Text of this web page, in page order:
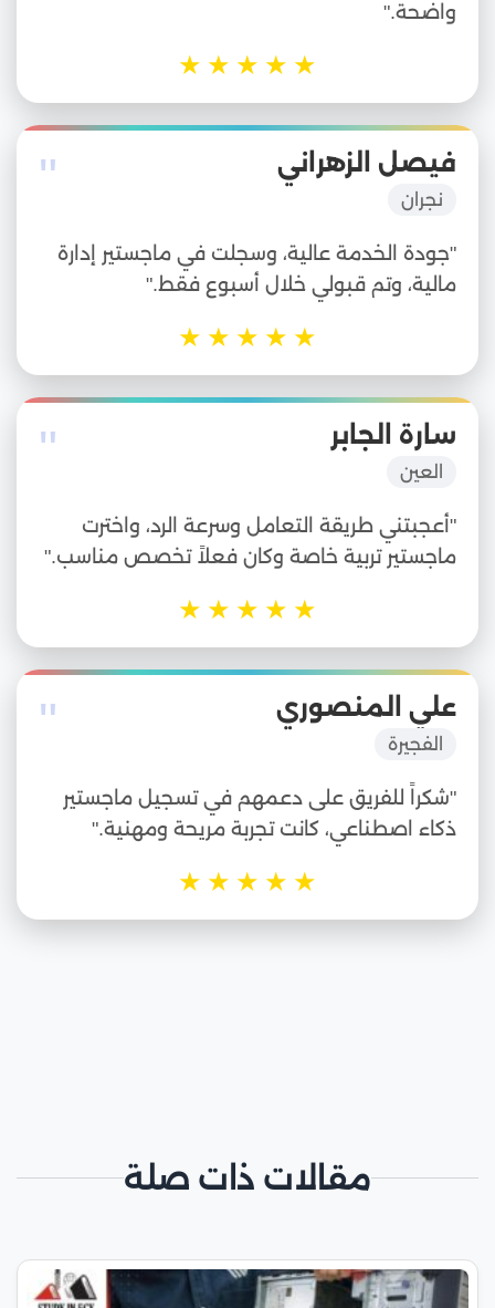
واضحة."
★
★
★
★
★
" فيصل الزهراني
نجران
"جودة الخدمة عالية، وسجلت في ماجستير إدارة
مالية، وتم قبولي خلال أسبوع فقط."
★
★
★
★
★
" سارة الجابر
العين
"أعجبتني طريقة التعامل وسرعة الرد، واخترت
ماجستير تربية خاصة وكان فعلاً تخصص مناسب."
★
★
★
★
★
" علي المنصوري
الفجيرة
"شكراً للفريق على دعمهم في تسجيل ماجستير
ذكاء اصطناعي، كانت تجربة مريحة ومهنية."
★
★
★
★
★
مقالات ذات صلة